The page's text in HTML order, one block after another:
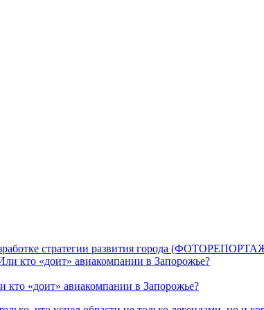
стратегии развития города
кто «доит» авиакомпании в Запорожье?